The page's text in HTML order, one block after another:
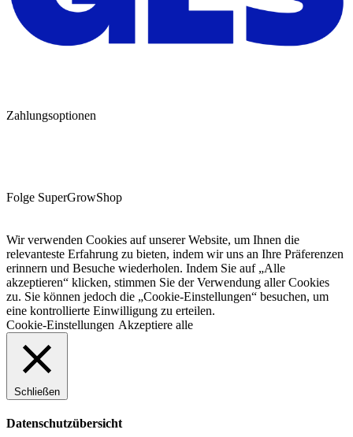
Zahlungsoptionen
Folge SuperGrowShop
Wir verwenden Cookies auf unserer Website, um Ihnen die
relevanteste Erfahrung zu bieten, indem wir uns an Ihre Präferenzen
erinnern und Besuche wiederholen. Indem Sie auf „Alle
akzeptieren“ klicken, stimmen Sie der Verwendung aller Cookies
zu. Sie können jedoch die „Cookie-Einstellungen“ besuchen, um
eine kontrollierte Einwilligung zu erteilen.
Cookie-Einstellungen Akzeptiere alle
Schließen
Datenschutzübersicht